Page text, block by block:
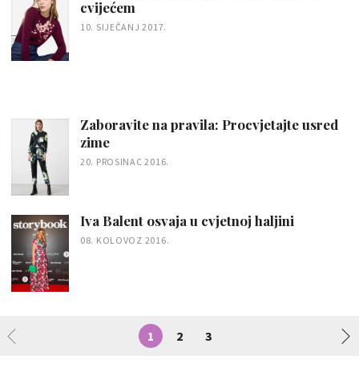
cvijećem
10. SIJEČANJ 2017.
Zaboravite na pravila: Procvjetajte usred
zime
20. PROSINAC 2016.
Iva Balent osvaja u cvjetnoj haljini
08. KOLOVOZ 2016.
1 2 3